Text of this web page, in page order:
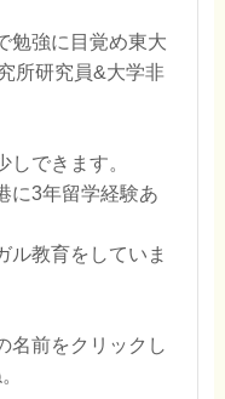
勉強に目覚め東大
所研究員&大学非
できます。
に3年留学経験あ
ル教育をしていま
名前をクリックし